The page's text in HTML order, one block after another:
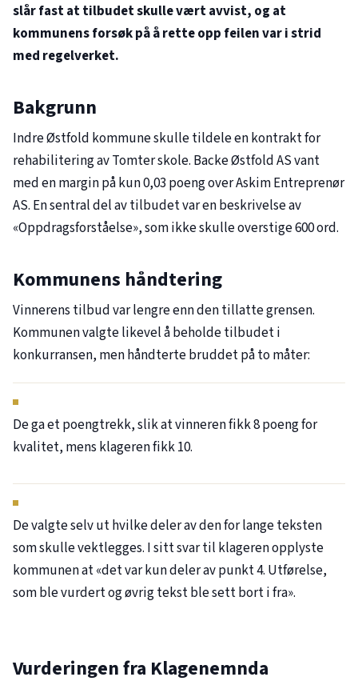
slår fast at tilbudet skulle vært avvist, og at
kommunens forsøk på å rette opp feilen var i strid
med regelverket.
Bakgrunn
Indre Østfold kommune skulle tildele en kontrakt for
rehabilitering av Tomter skole. Backe Østfold AS vant
med en margin på kun 0,03 poeng over Askim Entreprenør
AS. En sentral del av tilbudet var en beskrivelse av
«Oppdragsforståelse», som ikke skulle overstige 600 ord.
Kommunens håndtering
Vinnerens tilbud var lengre enn den tillatte grensen.
Kommunen valgte likevel å beholde tilbudet i
konkurransen, men håndterte bruddet på to måter:
De ga et poengtrekk, slik at vinneren fikk 8 poeng for
kvalitet, mens klageren fikk 10.
De valgte selv ut hvilke deler av den for lange teksten
som skulle vektlegges. I sitt svar til klageren opplyste
kommunen at «det var kun deler av punkt 4. Utførelse,
som ble vurdert og øvrig tekst ble sett bort i fra».
Vurderingen fra Klagenemnda